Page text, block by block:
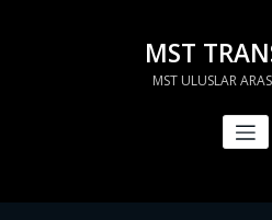
MST
MST ULUSLAR